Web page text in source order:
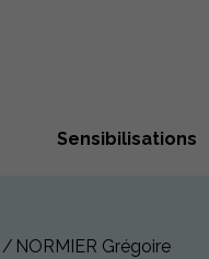
Sensibilisations
NORMIER Grégoire